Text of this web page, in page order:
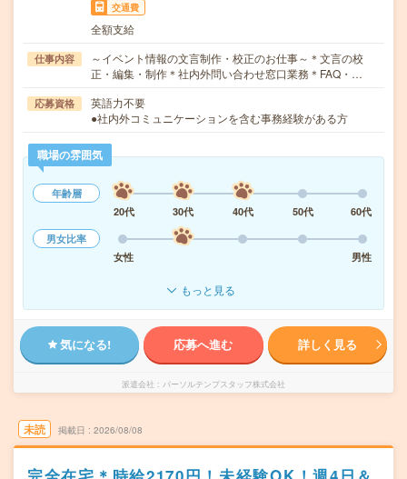
交通費
全額支給
仕事内容
～イベント情報の文言制作・校正のお仕事～＊文言の校
正・編集・制作＊社内外問い合わせ窓口業務＊FAQ・…
応募資格
英語力不要
●社内外コミュニケーションを含む事務経験がある方
職場の雰囲気
年齢層
20代
30代 40代 50代
60代
男女比率
女性
男性
もっと見る
気になる! 応募へ進む 詳しく見る
派遣会社 パーソルテンプスタッフ株式会社
未読 掲載日 2026/08/08